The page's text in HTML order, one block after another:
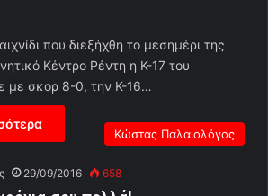
που διεξήχθη το μεσημέρι της
Κέντρο Ρέντη η Κ-17 του
με σκορ 8-0, την Κ-16…
Κώστας Παλαιολόγος
29/09/2016 658